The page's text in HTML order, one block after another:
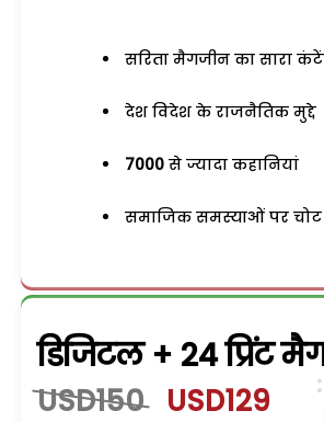
सरिता मैगजीन का सारा
देश विदेश के राजनैतिक मुद्दे
7000 से ज्यादा कहानियां
समाजिक समस्याओं पर
डिजिटल + 24 प्रिंट
USD150 USD129